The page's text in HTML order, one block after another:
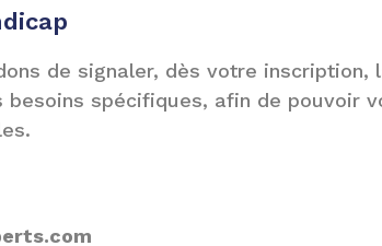
de signaler, dès votre inscription,
besoins spécifiques, afin de pouvoir